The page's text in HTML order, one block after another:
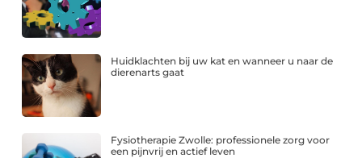
Huidklachten bij uw kat en wanneer u naar de
dierenarts gaat
Fysiotherapie Zwolle: professionele zorg voor
een pijnvrij en actief leven